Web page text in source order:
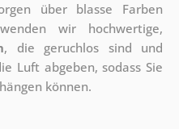
über blasse Farben
wir hochwertige,
, die geruchlos sind und
Luft abgeben, sodass Sie
können.